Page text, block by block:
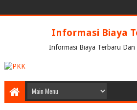
Informasi Biaya
Informasi Biaya Terbaru Dan